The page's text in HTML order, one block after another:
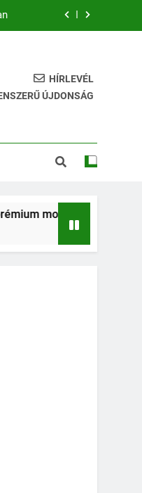
HÍRLEVÉL
ÚJDONSÁG
bike-ok 2026-ban